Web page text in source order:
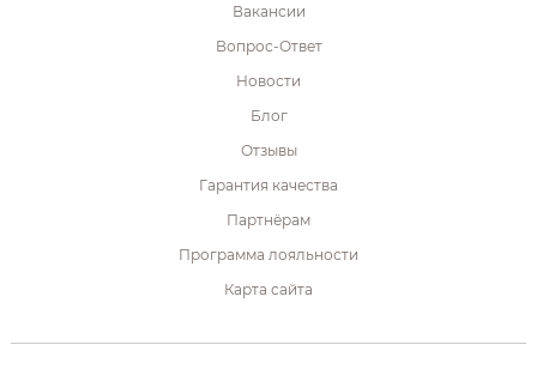
Вакансии
Вопрос-Ответ
Новости
Блог
Отзывы
Гарантия качества
Партнёрам
Программа лояльности
Карта сайта